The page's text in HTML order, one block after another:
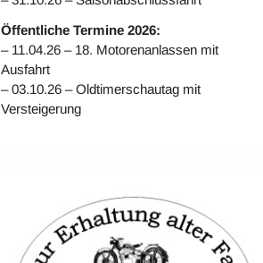
Öffentliche Termine 2026:
– 11.04.26 – 18. Motorenanlassen mit
Ausfahrt
– 03.10.26 – Oldtimerschautag mit
Versteigerung